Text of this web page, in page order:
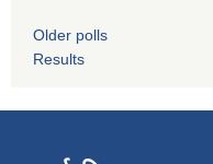
Older polls
Results